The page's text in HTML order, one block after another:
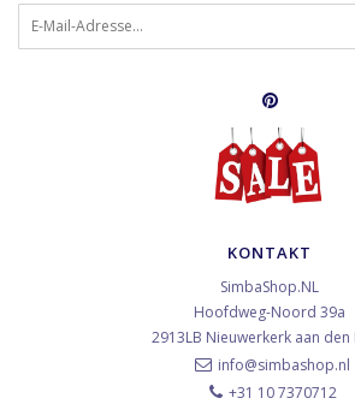
KONTAKT
SimbaShop.NL
Hoofdweg-Noord 39a
2913LB Nieuwerkerk aan den
info@simbashop.nl
+31 10 7370712